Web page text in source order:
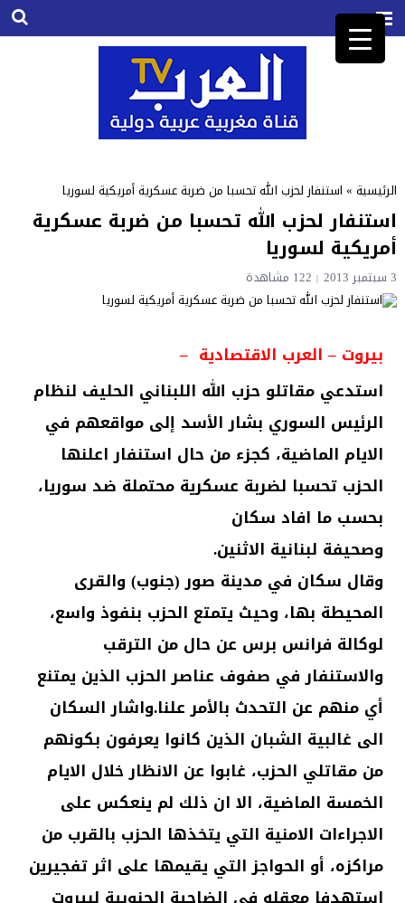
الرئيسية» استنفار لحزب الله تحسبا من ضربة عسكرية أمريكية لسوريا
استنفار لحزب الله تحسبا من ضربة عسكرية
أمريكية لسوريا
3 سبتمبر 2013 122مشاهدة
بيروت – العرب الاقتصادية –
استدعي مقاتلو حزب الله اللبناني الحليف لنظام
الرئيس السوري بشار الأسد إلى مواقعهم في
الايام الماضية، كجزء من حال استنفار اعلنها
الحزب تحسبا لضربة عسكرية محتملة ضد سوريا،
بحسب ما افاد سكان
وصحيفة لبنانية الاثنين.
وقال سكان في مدينة صور (جنوب) والقرى
المحيطة بها، وحيث يتمتع الحزب بنفوذ واسع،
لوكالة فرانس برس عن حال من الترقب
والاستنفار في صفوف عناصر الحزب الذين يمتنع
أي منهم عن التحدث بالأمر علنا.واشار السكان
الى غالبية الشبان الذين كانوا يعرفون بكونهم
من مقاتلي الحزب، غابوا عن الانظار خلال الايام
الخمسة الماضية، الا ان ذلك لم ينعكس على
الاجراءات الامنية التي يتخذها الحزب بالقرب من
مراكزه، أو الحواجز التي يقيمها على اثر تفجيرين